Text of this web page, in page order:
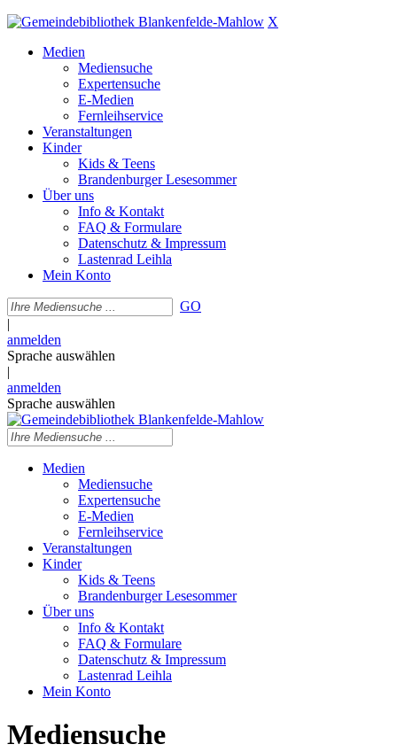
X
Medien
Mediensuche
Expertensuche
E-Medien
Fernleihservice
Veranstaltungen
Kinder
Kids & Teens
Brandenburger Lesesommer
Über uns
Info & Kontakt
FAQ & Formulare
Datenschutz & Impressum
Lastenrad Leihla
Mein Konto
GO
|
anmelden
Sprache auswählen
|
anmelden
Sprache auswählen
Medien
Mediensuche
Expertensuche
E-Medien
Fernleihservice
Veranstaltungen
Kinder
Kids & Teens
Brandenburger Lesesommer
Über uns
Info & Kontakt
FAQ & Formulare
Datenschutz & Impressum
Lastenrad Leihla
Mein Konto
Mediensuche